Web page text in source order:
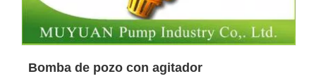
Bomba de pozo con agitador